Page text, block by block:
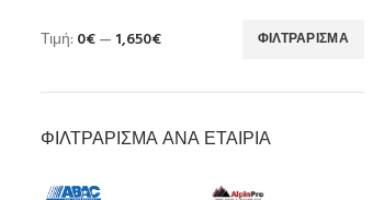
ΦΙΛΤΡΆΡΙΣΜΑ
Τιμή: 0€— 1,650€
ΦΙΛΤΡΆΡΙΣΜΑ ΑΝΆ ΕΤΑΙΡΊΑ